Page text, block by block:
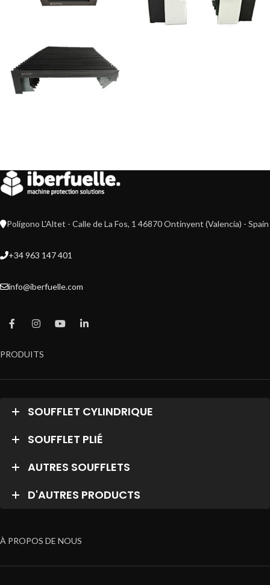
Polígono L'Altet - Calle de La Fos, 1 46870 Ontinyent (Valencia) - Spain
+34 963 147 401
info@iberfuelle.com
PRODUITS
SOUFFLET CYLINDRIQUE
SOUFFLET PLIÉ
AUTRES SOUFFLETS
D'AUTRES PRODUCTS
À PROPOS DE NOUS